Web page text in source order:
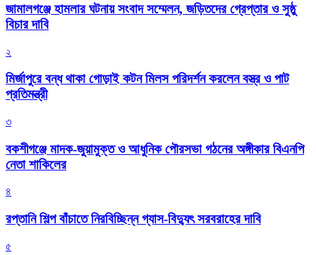
জামালগঞ্জে হামলার ঘটনায় সংবাদ সম্মেলন, জড়িতদের গ্রেপ্তার ও সুষ্ঠু
বিচার দাবি
২
মির্জাপুরে বন্ধ থাকা গোড়াই কটন মিলস পরিদর্শন করলেন বস্ত্র ও পাট
প্রতিমন্ত্রী
৩
বকশীগঞ্জে মাদক-জুয়ামুক্ত ও আধুনিক পৌরসভা গঠনের অঙ্গীকার বিএনপি
নেতা শাকিলের
৪
রপ্তানি শিল্প বাঁচাতে নিরবিচ্ছিন্ন গ্যাস-বিদ্যুৎ সরবরাহের দাবি
৫